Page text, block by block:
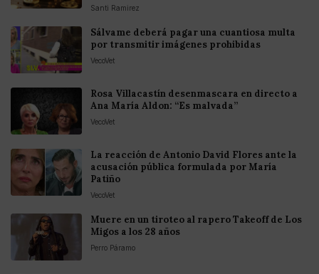
Santi Ramirez
Sálvame deberá pagar una cuantiosa multa
por transmitir imágenes prohibidas
VecoVet
Rosa Villacastín desenmascara en directo a
Ana María Aldon: “Es malvada”
VecoVet
La reacción de Antonio David Flores ante la
acusación pública formulada por María
Patiño
VecoVet
Muere en un tiroteo al rapero Takeoff de Los
Migos a los 28 años
Perro Páramo